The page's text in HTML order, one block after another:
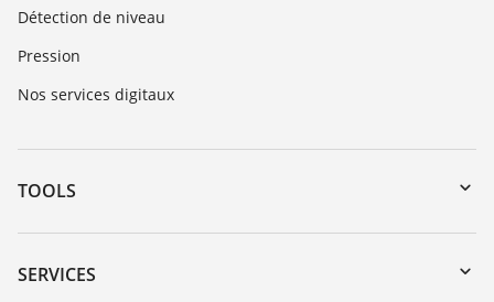
Détection de niveau
Pression
Nos services digitaux
TOOLS
Téléchargements
Recherche par numéro de série
SERVICES